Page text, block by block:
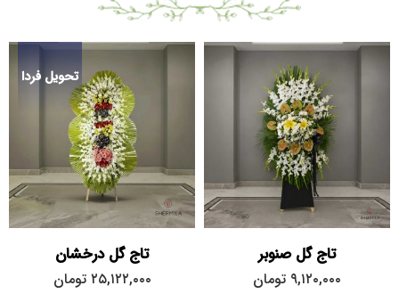
تاج گل صنوبر
۹,۱۲۰,۰۰۰ تومان
تحویل فردا
تاج گل درخشان
۲۵,۱۲۲,۰۰۰ تومان